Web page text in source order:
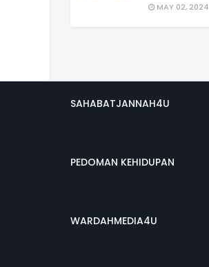
MAY 02, 2024
SAHABATJANNAH4U
PEDOMAN KEHIDUPAN
WARDAHMEDIA4U